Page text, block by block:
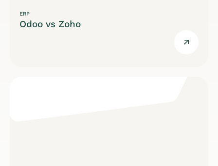
ERP
Odoo vs Zoho